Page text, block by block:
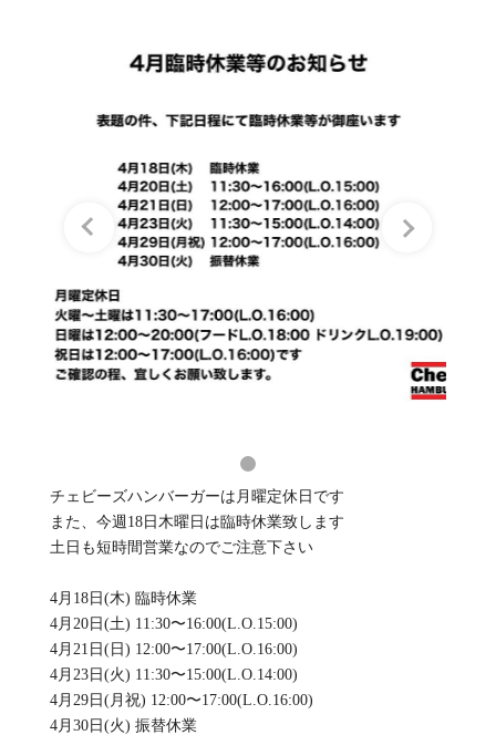
チェビーズハンバーガーは月曜定休日です
また、今週18日木曜日は臨時休業致します
土日も短時間営業なのでご注意下さい
4月18日(木) 臨時休業
4月20日(土) 11:30〜16:00(L.O.15:00)
4月21日(日) 12:00〜17:00(L.O.16:00)
4月23日(火) 11:30〜15:00(L.O.14:00)
4月29日(月祝) 12:00〜17:00(L.O.16:00)
4月30日(火) 振替休業